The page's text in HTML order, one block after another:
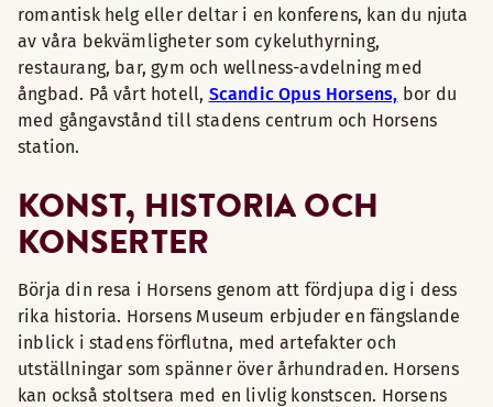
romantisk helg eller deltar i en konferens, kan du njuta
av våra bekvämligheter som cykeluthyrning,
restaurang, bar, gym och wellness-avdelning med
ångbad. På vårt hotell, Scandic Opus Horsens, bor du
med gångavstånd till stadens centrum och Horsens
station.
KONST, HISTORIA OCH
KONSERTER
Börja din resa i Horsens genom att fördjupa dig i dess
rika historia. Horsens Museum erbjuder en fängslande
inblick i stadens förflutna, med artefakter och
utställningar som spänner över århundraden. Horsens
kan också stoltsera med en livlig konstscen. Horsens